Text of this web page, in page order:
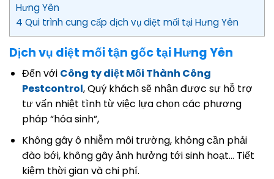
Hưng Yên
4 Qui trình cung cấp dịch vụ diệt mối tại Hưng Yên
Dịch vụ diệt mối tận gốc tại Hưng Yên
Đến với Công ty diệt Mối Thành Công
Pestcontrol, Quý khách sẽ nhận được sự hỗ trợ
tư vấn nhiệt tình từ việc lựa chọn các phương
pháp “hóa sinh”,
Không gây ô nhiễm môi trường, không cần phải
đào bới, không gây ảnh hưởng tới sinh hoạt… Tiết
kiệm thời gian và chi phí.